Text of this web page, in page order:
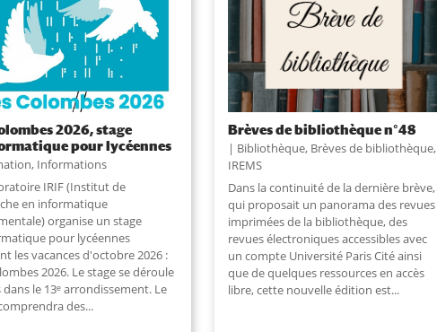
2026, stage
pour lycéennes
, Informations
IRIF (Institut de
en informatique
organise un stage
pour lycéennes
les vacances d'octobre 2026 :
2026. Le stage se déroule
dans le 13ᵉ arrondissement. Le
des...
Brèves de bibliothèque n°48
Bibliothèque, Brèves de bibliothèque,
IREMS
Dans la continuité de la dernière brève,
qui proposait un panorama des revues
imprimées de la bibliothèque, des
revues électroniques accessibles avec
un compte Université Paris Cité ainsi
que de quelques ressources en accès
libre, cette nouvelle édition est...